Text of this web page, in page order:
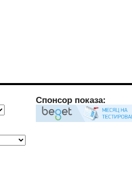
Спонсор показа: